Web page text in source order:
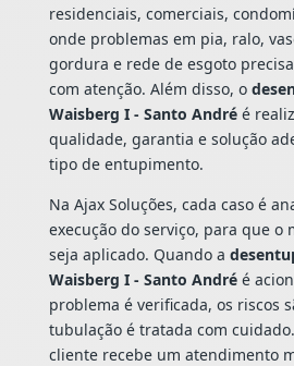
residenciais, comerciais,
onde problemas em pia, ralo,
gordura e rede de esgoto
com atenção. Além disso, o
Waisberg I - Santo Andréé
qualidade, garantia e solução
tipo de entupimento.
Na Ajax Soluções, cada caso é
execução do serviço, para que o
seja aplicado. Quando a
Waisberg I - Santo Andréé
problema é verificada, os riscos
tubulação é tratada com
cliente recebe um atendimento